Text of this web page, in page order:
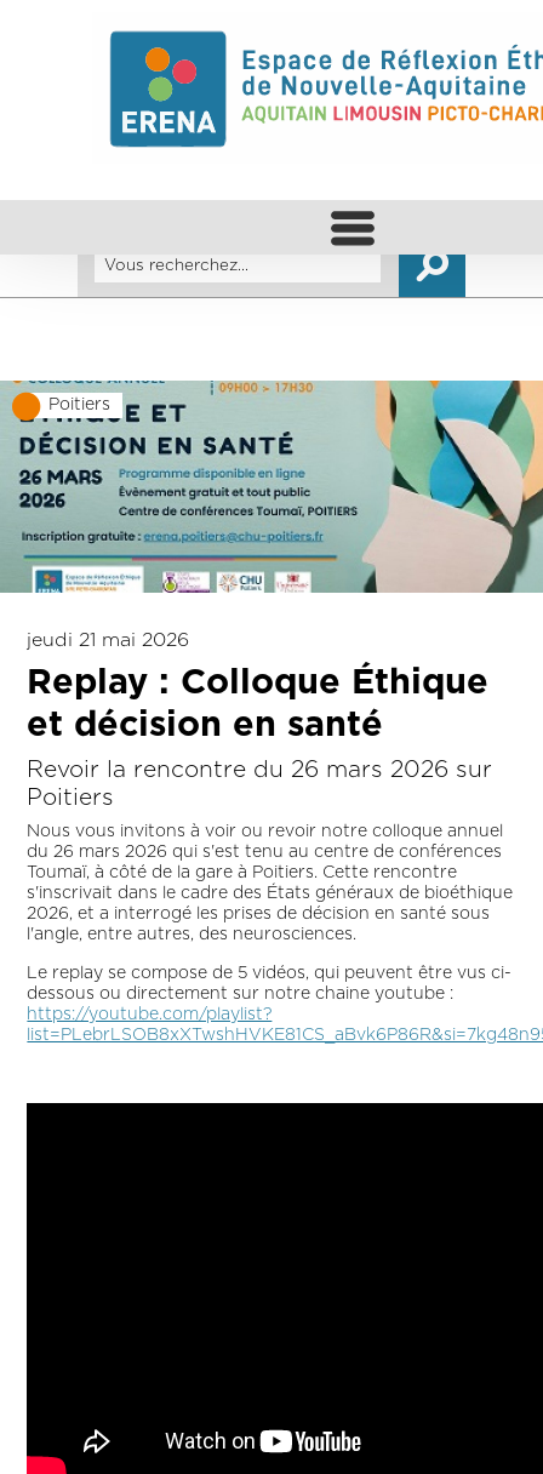
Poitiers
jeudi 21 mai 2026
Replay : Colloque Éthique
et décision en santé
Revoir la rencontre du 26 mars 2026 sur
Poitiers
Nous vous invitons à voir ou revoir notre colloque annuel
du 26 mars 2026 qui s'est tenu au centre de conférences
Toumaï, à côté de la gare à Poitiers. Cette rencontre
s'inscrivait dans le cadre des États généraux de bioéthique
2026, et a interrogé les prises de décision en santé sous
l'angle, entre autres, des neurosciences.
Le replay se compose de 5 vidéos, qui peuvent être vus ci-
dessous ou directement sur notre chaine youtube :
https://youtube.com/playlist?